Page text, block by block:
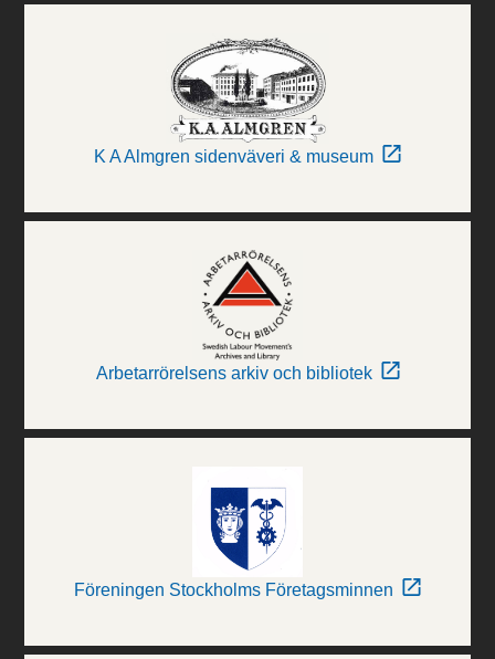
K A Almgren sidenväveri & museum
Arbetarrörelsens arkiv och bibliotek
Föreningen Stockholms Företagsminnen